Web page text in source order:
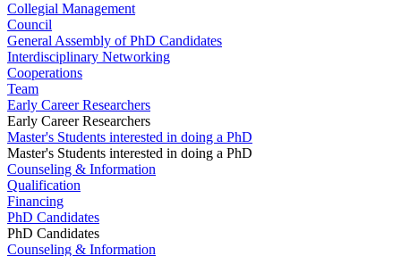
Collegial Management
Council
General Assembly of PhD Candidates
Interdisciplinary Networking
Cooperations
Team
Early Career Researchers
Early Career Researchers
Master's Students interested in doing a PhD
Master's Students interested in doing a PhD
Counseling & Information
Qualification
Financing
PhD Candidates
PhD Candidates
Counseling & Information